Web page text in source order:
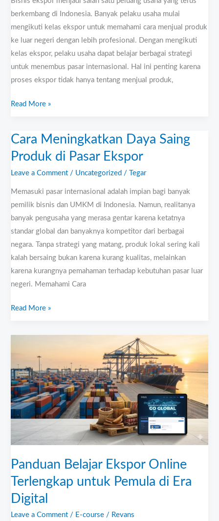
berkembang di Indonesia. Banyak pelaku usaha mulai
mengikuti kelas ekspor untuk memahami cara menjual produk
ke luar negeri dengan lebih profesional. Dengan mengikuti
kelas ekspor, pelaku usaha dapat belajar berbagai strategi
untuk menembus pasar internasional. Hal ini penting karena
proses ekspor tidak hanya tentang menjual produk,
Read More »
Cara Meningkatkan Daya Saing
Produk di Pasar Ekspor
Leave a Comment / Uncategorized /Tegar
Memasuki pasar internasional adalah impian bagi banyak
pemilik bisnis dan UMKM di Indonesia. Namun, realitanya
banyak pengusaha yang merasa gentar karena ketatnya
standar global dan banyaknya kompetitor dari berbagai
negara. Tanpa strategi yang matang, produk lokal sering kali
kalah bersaing bukan karena kurang kualitas, melainkan
karena kurangnya pemahaman terhadap kebutuhan pasar luar
negeri. Memahami Cara
Cara
Meningkatkan
Saing
Produk
di
Pasar
Ekspor
Read More »
Panduan Belajar Ekspor Online
Terlengkap untuk Pemula di Era
Digital
Leave a Comment / E-course / Revans
Ekspor
Online
Terlengkap
untuk
Pemula
Era
Digital